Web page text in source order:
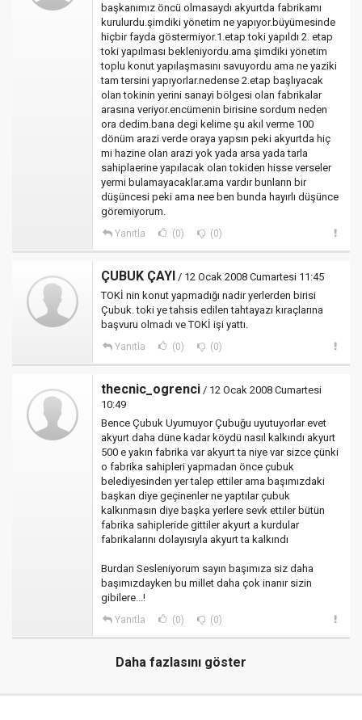
başkanımız öncü olmasaydı akyurtda fabrikamı
kurulurdu.şimdiki yönetim ne yapıyor.büyümesinde
hiçbir fayda göstermiyor.1.etap toki yapıldı 2. etap
toki yapılması bekleniyordu.ama şimdiki yönetim
toplu konut yapılaşmasını savuyordu ama ne yaziki
tam tersini yapıyorlar.nedense 2.etap başlıyacak
olan tokinin yerini sanayi bölgesi olan fabrikalar
arasına veriyor.encümenin birisine sordum neden
ora dedim.bana degi kelime şu akıl verme 100
dönüm arazi verde oraya yapsın peki akyurtda hiç
mi hazine olan arazi yok yada arsa yada tarla
sahiplaerine yapılacak olan tokiden hisse verseler
yermi bulamayacaklar.ama vardır bunların bir
düşüncesi peki ama nee ben bunda hayırlı düşünce
göremiyorum.
Yanıtla (0) (0)
ÇUBUK ÇAYI / 12 Ocak 2008 Cumartesi 11:45
TOKİ nin konut yapmadığı nadir yerlerden birisi
Çubuk. toki ye tahsis edilen tahtayazı kıraçlarına
başvuru olmadı ve TOKİ işi yattı.
Yanıtla (0) (0)
thecnic_ogrenci / 12 Ocak 2008 Cumartesi
10:49
Bence Çubuk Uyumuyor Çubuğu uyutuyorlar evet
akyurt daha düne kadar köydü nasıl kalkındı akyurt
500 e yakın fabrika var akyurt ta niye var sizce çünki
o fabrika sahipleri yapmadan önce çubuk
belediyesinden yer talep ettiler ama başımızdaki
başkan diye geçinenler ne yaptılar çubuk
kalkınmasın diye başka yerlere sevk ettiler bütün
fabrika sahipleride gittiler akyurt a kurdular
fabrikalarını dolayısıyla akyurt ta kalkındı
Burdan Sesleniyorum sayın başımıza siz daha
başımızdayken bu millet daha çok inanır sizin
gibilere...!
Yanıtla (0) (0)
Daha fazlasını göster